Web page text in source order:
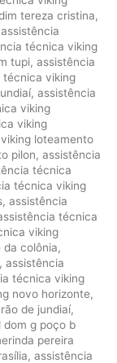
tereza cristina,
assistência
técnica viking
tupi, assistência
técnica viking
, assistência
viking
viking
loteamento
pilon, assistência
técnica
técnica viking
, assistência
técnica
viking
colônia,
, assistência
técnica viking
novo horizonte,
de jundiaí,
dom g poço b
pereira
, assistência